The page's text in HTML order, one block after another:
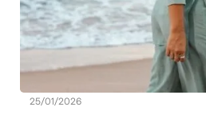
25/01/2026